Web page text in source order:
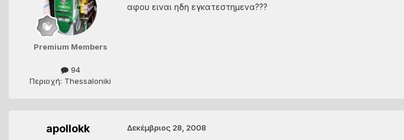
Premium Members
94
Περιοχή: Thessaloniki
αφου ειναι ηδη εγκατεστημενα???
apollokk Δεκέμβριος 28, 2008